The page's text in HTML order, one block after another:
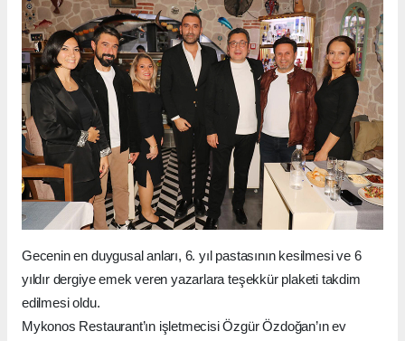
Gecenin en duygusal anları, 6. yıl pastasının kesilmesi ve 6
yıldır dergiye emek veren yazarlara teşekkür plaketi takdim
edilmesi oldu.
Mykonos Restaurant’ın işletmecisi Özgür Özdoğan’ın ev